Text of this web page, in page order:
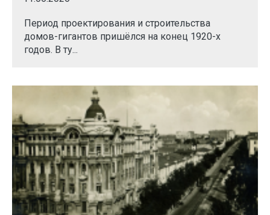
Период проектирования и строительства
домов-гигантов пришёлся на конец 1920-х
годов. В ту...